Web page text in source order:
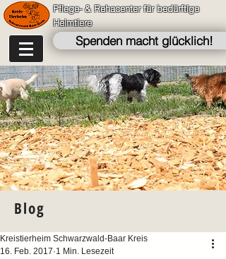
Pflege- & Rehacenter für bedürftige
Heimtiere
Spenden macht glücklich!
Blog
Kreistierheim Schwarzwald-Baar Kreis
16. Feb. 2017 1 Min. Lesezeit